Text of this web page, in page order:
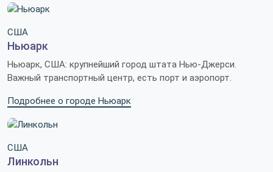
США
Ньюарк
Ньюарк, США: крупнейший город штата Нью-Джерси.
Важный транспортный центр, есть порт и аэропорт.
Подробнее о городе Ньюарк
США
Линкольн